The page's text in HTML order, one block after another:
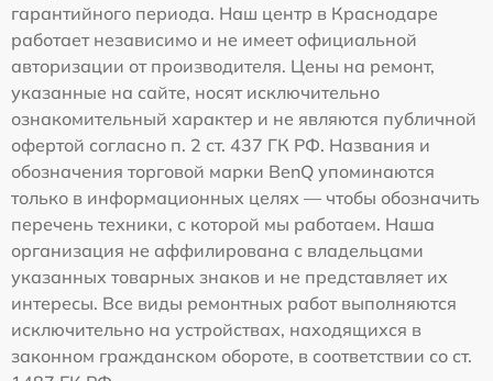
гарантийного периода. Наш центр в Краснодаре
работает независимо и не имеет официальной
авторизации от производителя. Цены на ремонт,
указанные на сайте, носят исключительно
ознакомительный характер и не являются публичной
офертой согласно п. 2 ст. 437 ГК РФ. Названия и
обозначения торговой марки BenQ упоминаются
только в информационных целях — чтобы обозначить
перечень техники, с которой мы работаем. Наша
организация не аффилирована с владельцами
указанных товарных знаков и не представляет их
интересы. Все виды ремонтных работ выполняются
исключительно на устройствах, находящихся в
законном гражданском обороте, в соответствии со ст.